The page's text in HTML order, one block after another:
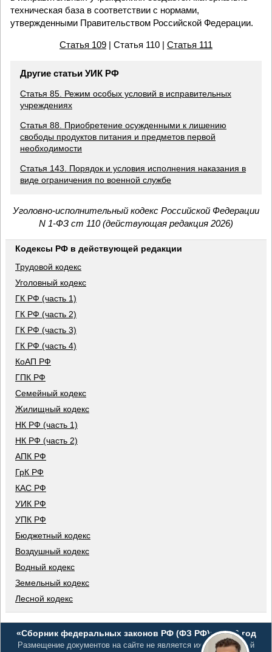
техническая база в соответствии с нормами,
утвержденными Правительством Российской Федерации.
Статья 109| Статья 110 | Статья 111
Другие статьи УИК РФ
Статья 85. Режим особых условий в исправительных
учреждениях
Статья 88. Приобретение осужденными к лишению
свободы продуктов питания и предметов первой
необходимости
Статья 143. Порядок и условия исполнения наказания в
виде ограничения по военной службе
Уголовно-исполнительный кодекс Российской Федерации
N 1-ФЗ ст 110 (действующая редакция 2026)
Кодексы РФ в действующей редакции
Трудовой кодекс
Уголовный кодекс
ГК РФ (часть 1)
ГК РФ (часть 2)
ГК РФ (часть 3)
ГК РФ (часть 4)
КоАП РФ
ГПК РФ
Семейный кодекс
Жилищный кодекс
НК РФ (часть 1)
НК РФ (часть 2)
АПК РФ
ГрК РФ
КАС РФ
УИК РФ
УПК РФ
Бюджетный кодекс
Воздушный кодекс
Водный кодекс
Земельный кодекс
Лесной кодекс
«Сборник федеральных законов РФ (ФЗ РФ)», 2026 год
Размещение документов на сайте не является их официальной